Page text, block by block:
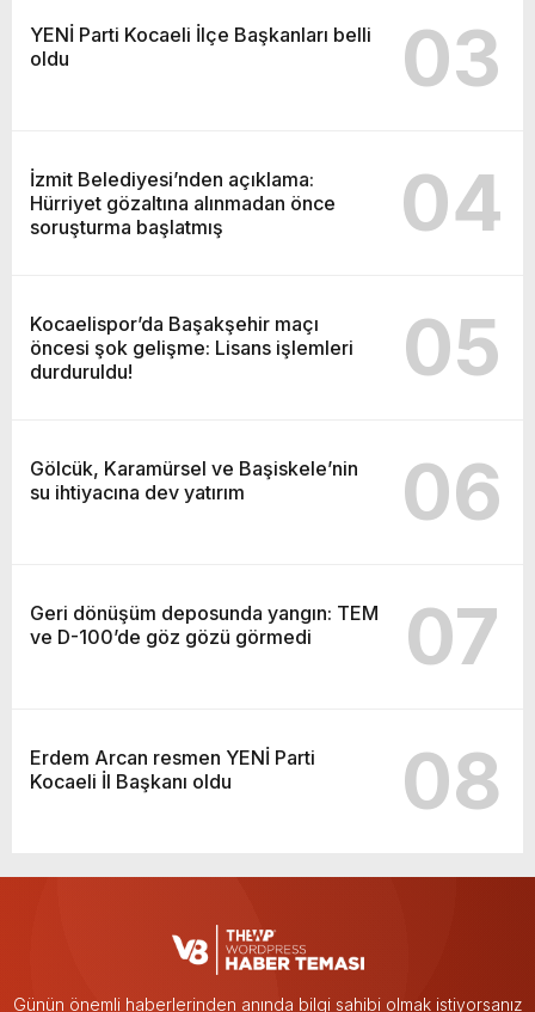
YENİ Parti Kocaeli İlçe Başkanları belli
oldu
03
İzmit Belediyesi’nden açıklama:
Hürriyet gözaltına alınmadan önce
soruşturma başlatmış
04
Kocaelispor’da Başakşehir maçı
öncesi şok gelişme: Lisans işlemleri
durduruldu!
05
Gölcük, Karamürsel ve Başiskele’nin
su ihtiyacına dev yatırım
06
Geri dönüşüm deposunda yangın: TEM
ve D-100’de göz gözü görmedi
07
Erdem Arcan resmen YENİ Parti
Kocaeli İl Başkanı oldu
08
Günün önemli haberlerinden anında bilgi sahibi olmak istiyorsanız